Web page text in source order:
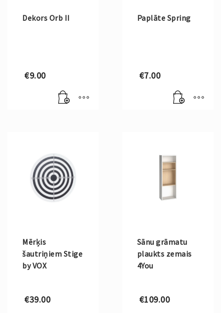
Dekors Orb II
€9.00
Paplāte Spring
€7.00
Mērķis
šautriņiem Stige
by VOX
€39.00
Sānu grāmatu
plaukts zemais
4You
€109.00